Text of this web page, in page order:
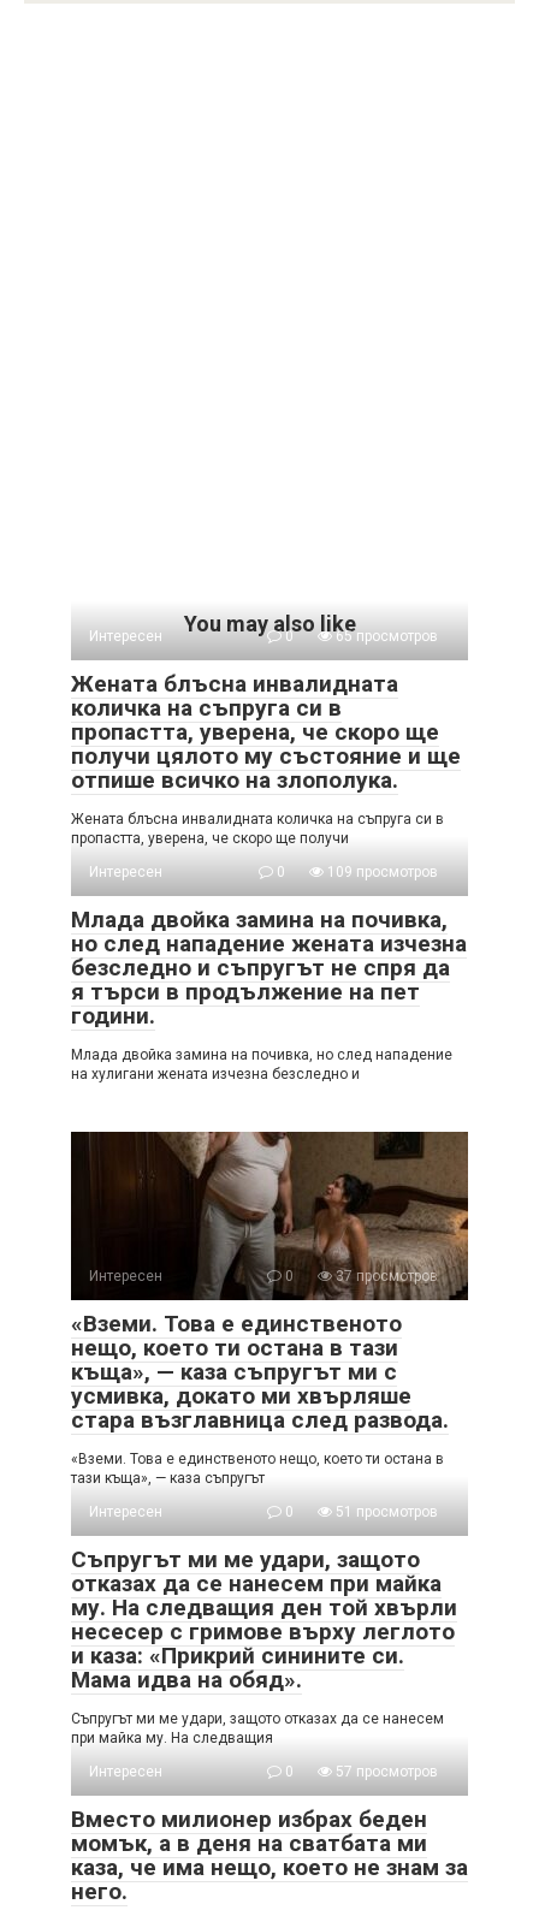
You may also like
Интересен 0 65 просмотров
Жената блъсна инвалидната
количка на съпруга си в
пропастта, уверена, че скоро ще
получи цялото му състояние и ще
отпише всичко на злополука.
Жената блъсна инвалидната количка на съпруга си в
пропастта, уверена, че скоро ще получи
Интересен
0 109 просмотров
Млада двойка замина на почивка,
но след нападение жената изчезна
безследно и съпругът не спря да
я търси в продължение на пет
години.
Млада двойка замина на почивка, но след нападение
на хулигани жената изчезна безследно и
Интересен 0 37 просмотров
«Вземи. Това е единственото
нещо, което ти остана в тази
къща», — каза съпругът ми с
усмивка, докато ми хвърляше
стара възглавница след развода.
«Вземи. Това е единственото нещо, което ти остана в
тази къща», — каза съпругът
Интересен
0 51 просмотров
Съпругът ми ме удари, защото
отказах да се нанесем при майка
му. На следващия ден той хвърли
несесер с гримове върху леглото
и каза: «Прикрий синините си.
Мама идва на обяд».
Съпругът ми ме удари, защото отказах да се нанесем
при майка му. На следващия
Интересен
0 57 просмотров
Вместо милионер избрах беден
момък, а в деня на сватбата ми
каза, че има нещо, което не знам за
него.